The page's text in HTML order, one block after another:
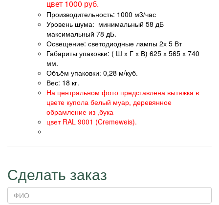
цвет 1000 руб.
Производительность: 1000 м3/час
Уровень шума: минимальный 58 дБ
максимальный 78 дБ.
Освещение: светодиодные лампы 2х 5 Вт
Габариты упаковки: ( Ш х Г х В) 625 х 565 х 740
мм.
Объём упаковки: 0,28 м/куб.
Вес: 18 кг.
На центральном фото представлена вытяжка в
цвете купола белый муар, деревянное
обрамление из ,бука
цвет RAL 9001 (Cremeweis).
Сделать заказ
ФИО